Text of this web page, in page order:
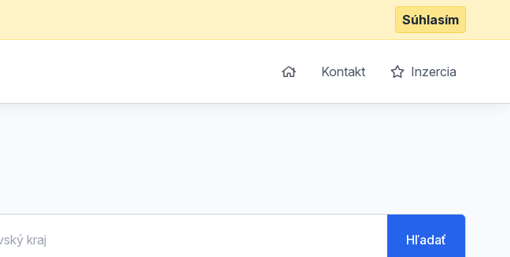
Súhlasím
Kontakt Inzercia
Hľadať